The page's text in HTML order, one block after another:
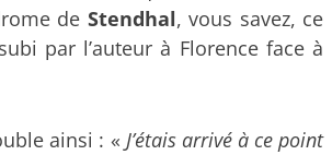
de Stendhal, vous savez, ce
par l’auteur à Florence face à
ainsi : « J’étais arrivé à ce point